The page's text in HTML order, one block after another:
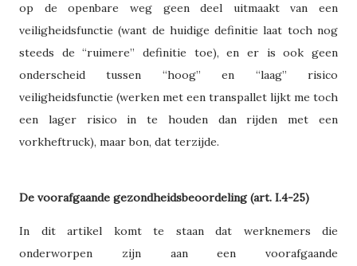
op de openbare weg geen deel uitmaakt van een
veiligheidsfunctie (want de huidige definitie laat toch nog
steeds de “ruimere” definitie toe), en er is ook geen
onderscheid tussen “hoog” en “laag” risico
veiligheidsfunctie (werken met een transpallet lijkt me toch
een lager risico in te houden dan rijden met een
vorkheftruck), maar bon, dat terzijde.
De voorafgaande gezondheidsbeoordeling (art. I.4-25)
In dit artikel komt te staan dat werknemers die
onderworpen zijn aan een voorafgaande